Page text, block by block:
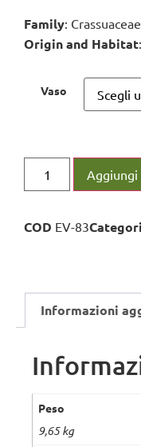
Family: Crassuaceae
Origin and Habitat
Vaso
Aggiungi
COD EV-83
Informazioni
Peso
9,65 kg